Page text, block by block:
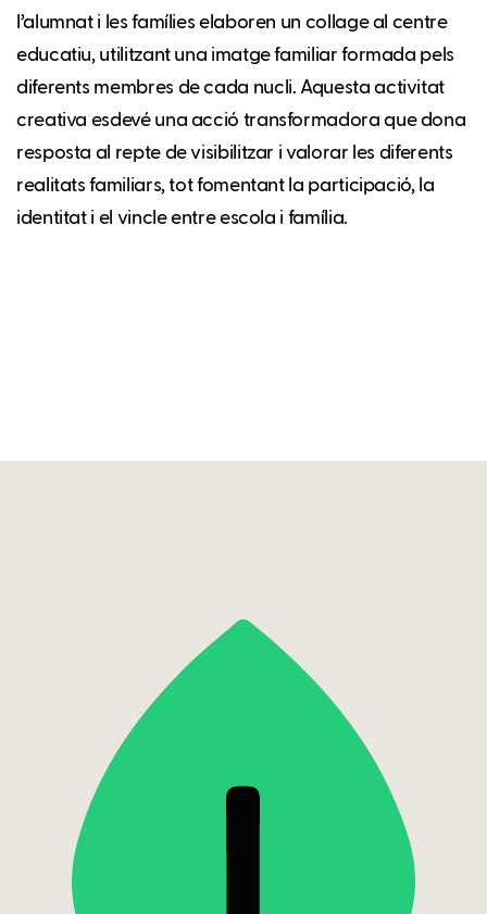
l’alumnat i les famílies elaboren un collage al centre
educatiu, utilitzant una imatge familiar formada pels
diferents membres de cada nucli. Aquesta activitat
creativa esdevé una acció transformadora que dona
resposta al repte de visibilitzar i valorar les diferents
realitats familiars, tot fomentant la participació, la
identitat i el vincle entre escola i família.